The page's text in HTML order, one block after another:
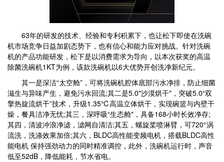
63年的研发的技术、经验和专利积累下，也让松下即使在洗碗
机市场竞争日益加剧态势下，也有信心和能力应对挑战。针对洗碗
机的产品功能研发，松下是以消费需求为导向，以本次获奖的高温
除菌洗碗机1KT为例，该款洗碗机以6大优势开创洗净新纪元。
其一是深洁“太空舱”，可将洗碗机腔体底部污水净排，防止细菌
滋生与异味产生，避免污水回流;其二是5.0"沙漠烘干"，突破5.0“双
擎热旋流烘干”技术，升级1.35℃高温立体烘干，实现碗篮与内壁干
燥，餐具洁净无忧;其三，深呼吸“生态舱"，具备168小时长效净存;
其四，清波冲浪净滤，滤网自清洁;其五，螺旋桨喷淋臂，可720°涡
流洗，洗涤效果加倍;其六，BLDC高性能变频电机，搭载BLDC高性
能电机 保持强劲动力的同时精准调控，此外，洗碗机运行时，声音
低至52dB，降低能耗，节水省电。